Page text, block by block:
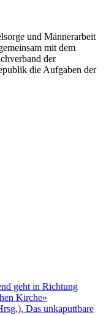
und Männerarbeit
mit dem
der
die Aufgaben der
geht in Richtung
Kirche»
Das unkaputtbare